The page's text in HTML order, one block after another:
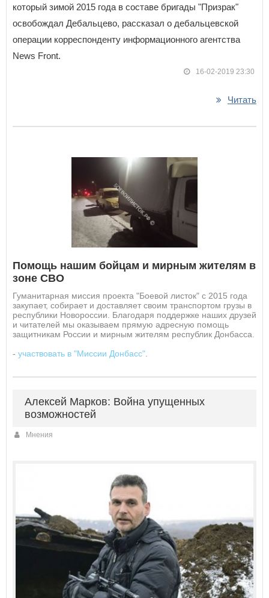
который зимой 2015 года в составе бригады "Призрак"
освобождал Дебальцево, рассказал о дебальцевской
операции корреспонденту информационного агентства
News Front.
16-02-2019 23:30
Читать
Помощь нашим бойцам и мирным жителям в
зоне СВО
Гуманитарная миссия проекта "Боевой листок" с 2015 года
закупает, собирает и доставляет своим транспортом грузы в
республики Новороссии. Благодаря поддержке наших друзей
и читателей мы оказываем прямую адресную помощь
защитникам России и мирным жителям республик Донбасса.
- участвовать в "Миссии Донбасс"
Алексей Марков: Война упущенных
возможностей
Мнения